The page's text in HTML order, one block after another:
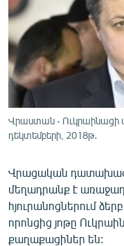
ՍՊՈՐՏ
ՄԵԿՆԱԲԱՆՈՒԹՅՈՒՆ
ՏՏ ԵՒ ԻՆՏԵՐՆԵՏ
ԿՈՐՈՆԱՎԻՐՈՒՍ
ԱՐԽԻՎ
ՏԵՍԱՆՅՈՒԹԵՐ
ԲԱՆԱՎԵՃ
ՁԳՏԵԼՈՎ
ՓՈԴՔԱՍԹ
Վրաստան - Ուկրաինացի
դեկտեմբերի, 2018թ․
Վրացական
մեղադրանք է
հյուրանոցներում
որոնցից յոթը
քաղաքացիներ են: